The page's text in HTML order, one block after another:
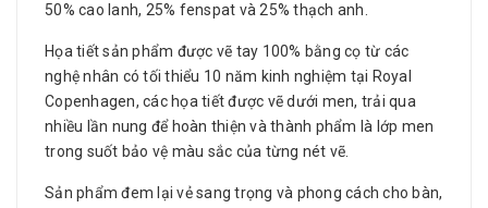
50% cao lanh, 25% fenspat và 25% thạch anh.
Họa tiết sản phẩm được vẽ tay 100% bằng cọ từ các
nghệ nhân có tối thiểu 10 năm kinh nghiệm tại Royal
Copenhagen, các họa tiết được vẽ dưới men, trải qua
nhiều lần nung để hoàn thiện và thành phẩm là lớp men
trong suốt bảo vệ màu sắc của từng nét vẽ.
Sản phẩm đem lại vẻ sang trọng và phong cách cho bàn,